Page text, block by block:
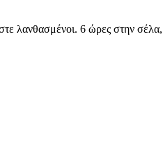
λανθασμένοι. 6 ώρες στην